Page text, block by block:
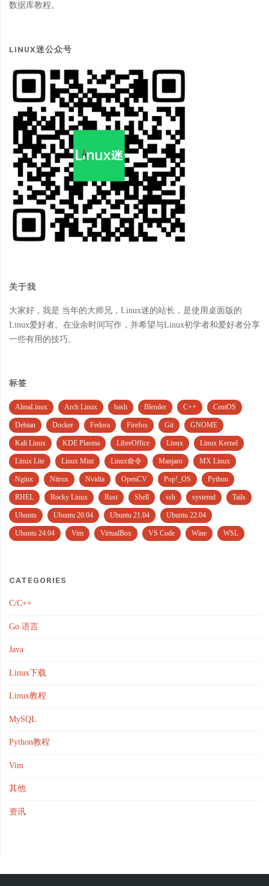
数据库教程。
LINUX迷公众号
关于我
大家好，我是 当年的大师兄，Linux迷的站长，是使用桌面版的
Linux爱好者。在业余时间写作，并希望与Linux初学者和爱好者分享
一些有用的技巧。
标签
AlmaLinux Arch Linux bash Blender C++ CentOS
Debian Docker Fedora Firefox Git GNOME
Kali Linux KDE Plasma LibreOffice Linux Linux Kernel
Linux Lite Linux Mint Linux命令 Manjaro MX Linux
Nginx Nitrux Nvidia OpenCV Pop!_OS Python
RHEL Rocky Linux Rust Shell ssh systemd Tails
Ubuntu Ubuntu 20.04 Ubuntu 21.04 Ubuntu 22.04
Ubuntu 24.04 Vim VirtualBox VS Code Wine WSL
CATEGORIES
C/C++
Go 语言
Java
Linux下载
Linux教程
MySQL
Python教程
Vim
其他
资讯